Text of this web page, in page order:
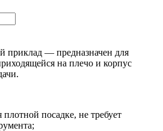
приклад — предназначен для
на плечо и корпус
посадке, не требует